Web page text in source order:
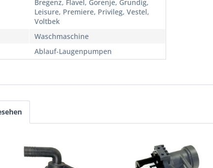
Bregenz, Flavel, Gorenje, Grundig,
Leisure, Premiere, Privileg, Vestel,
Voltbek
Waschmaschine
Ablauf-Laugenpumpen